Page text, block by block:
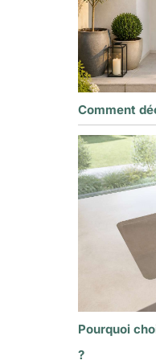
Comment
Pourquoi
?